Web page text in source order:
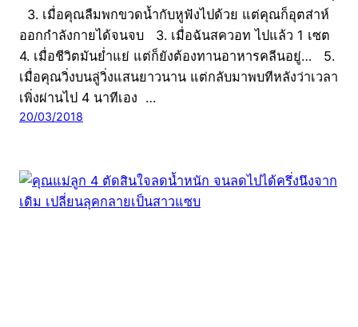
3. เมื่อคุณลืมพกขวดน้ำกับหูฟังไปด้วย แต่คุณก็อุตส่าห์
ออกกำลังกายได้จนจบ 3. เมื่อฉันสควอท ไปแล้ว 1 เซต
4. เมื่อชีวิตมันย่ำแย่ แต่ก็ยังต้องทานอาหารคลีนอยู่… 5.
เมื่อคุณวิ่งบนลู่วิ่งแสนยาวนาน แต่กลับมาพบทีหลังว่าเวลา
เพิ่งผ่านไป 4 นาทีเอง …
20/03/2018